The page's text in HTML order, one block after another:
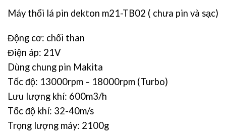
Máy thổi lá pin dekton m21-TB02 ( chưa pin và sạc)
Động cơ: chổi than
Điện áp: 21V
Dùng chung pin Makita
Tốc độ: 13000rpm – 18000rpm (Turbo)
Lưu lượng khí: 600m3/h
Tốc độ khí: 32-40m/s
Trọng lượng máy: 2100g